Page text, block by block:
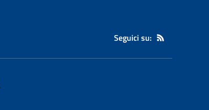
Seguici su: